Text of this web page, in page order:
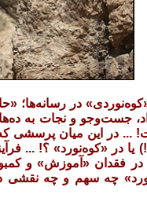
در رسانه‌ها؛
جست‌وجو و نجات به
... در این میان
در «کوه‌نورد» ؟! ...
در فقدان «آموزش» و
چه سهم و چه